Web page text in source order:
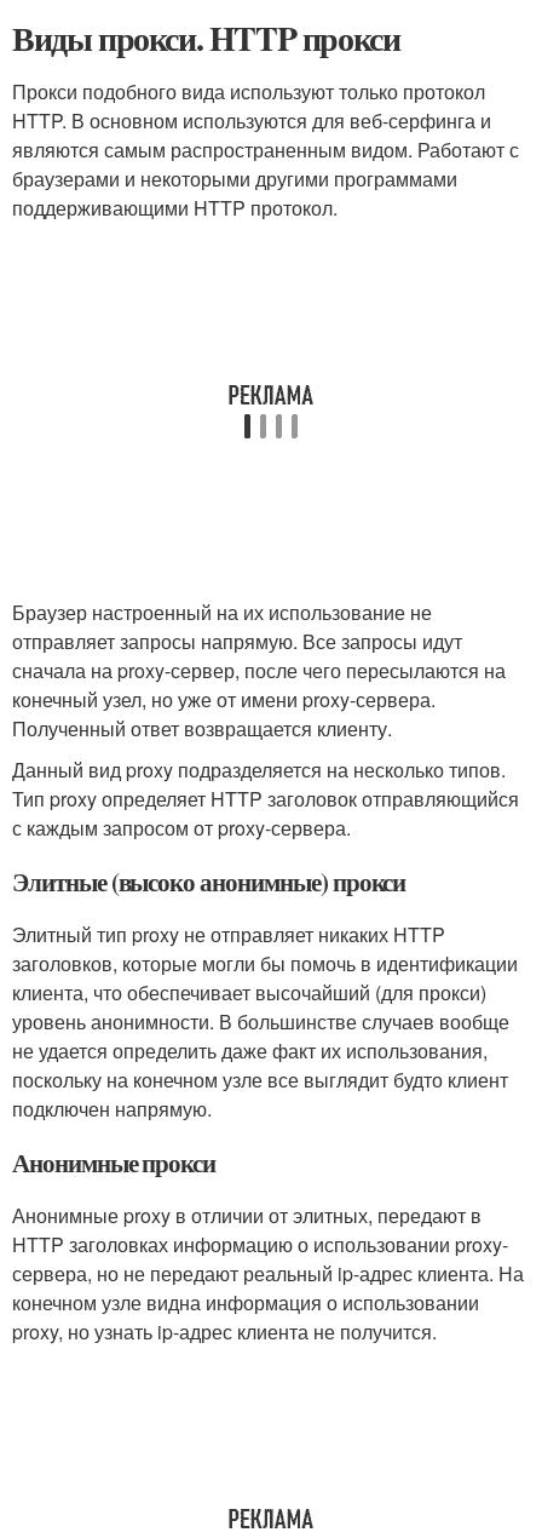
Виды прокси. HTTP прокси
Прокси подобного вида используют только протокол
HTTP. В основном используются для веб-серфинга и
являются самым распространенным видом. Работают с
браузерами и некоторыми другими программами
поддерживающими HTTP протокол.
Браузер настроенный на их использование не
отправляет запросы напрямую. Все запросы идут
сначала на proxy-сервер, после чего пересылаются на
конечный узел, но уже от имени proxy-сервера.
Полученный ответ возвращается клиенту.
Данный вид proxy подразделяется на несколько типов.
Тип proxy определяет HTTP заголовок отправляющийся
с каждым запросом от proxy-сервера.
Элитные (высоко анонимные) прокси
Элитный тип proxy не отправляет никаких HTTP
заголовков, которые могли бы помочь в идентификации
клиента, что обеспечивает высочайший (для прокси)
уровень анонимности. В большинстве случаев вообще
не удается определить даже факт их использования,
поскольку на конечном узле все выглядит будто клиент
подключен напрямую.
Анонимные прокси
Анонимные proxy в отличии от элитных, передают в
HTTP заголовках информацию о использовании proxy-
сервера, но не передают реальный ip-адрес клиента. На
конечном узле видна информация о использовании
proxy, но узнать ip-адрес клиента не получится.